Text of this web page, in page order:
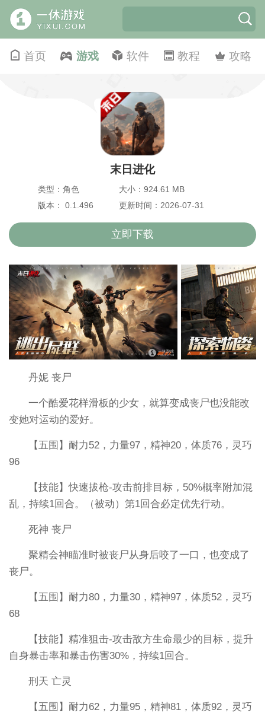
首页 游戏 软件 教程 攻略
末日进化
类型：角色
大小：924.61 MB
版本： 0.1.496
更新时间：2026-07-31
立即下载
丹妮 丧尸
一个酷爱花样滑板的少女，就算变成丧尸也没能改
变她对运动的爱好。
【五围】耐力52，力量97，精神20，体质76，灵巧
96
【技能】快速拔枪-攻击前排目标，50%概率附加混
乱，持续1回合。（被动）第1回合必定优先行动。
死神 丧尸
聚精会神瞄准时被丧尸从身后咬了一口，也变成了
丧尸。
【五围】耐力80，力量30，精神97，体质52，灵巧
68
【技能】精准狙击-攻击敌方生命最少的目标，提升
自身暴击率和暴击伤害30%，持续1回合。
刑天 亡灵
【五围】耐力62，力量95，精神81，体质92，灵巧